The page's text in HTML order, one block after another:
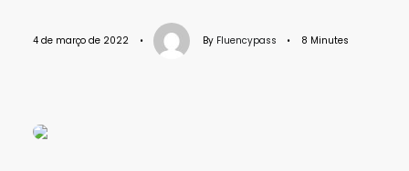
4 de março de 2022 • By Fluencypass • 8 Minutes